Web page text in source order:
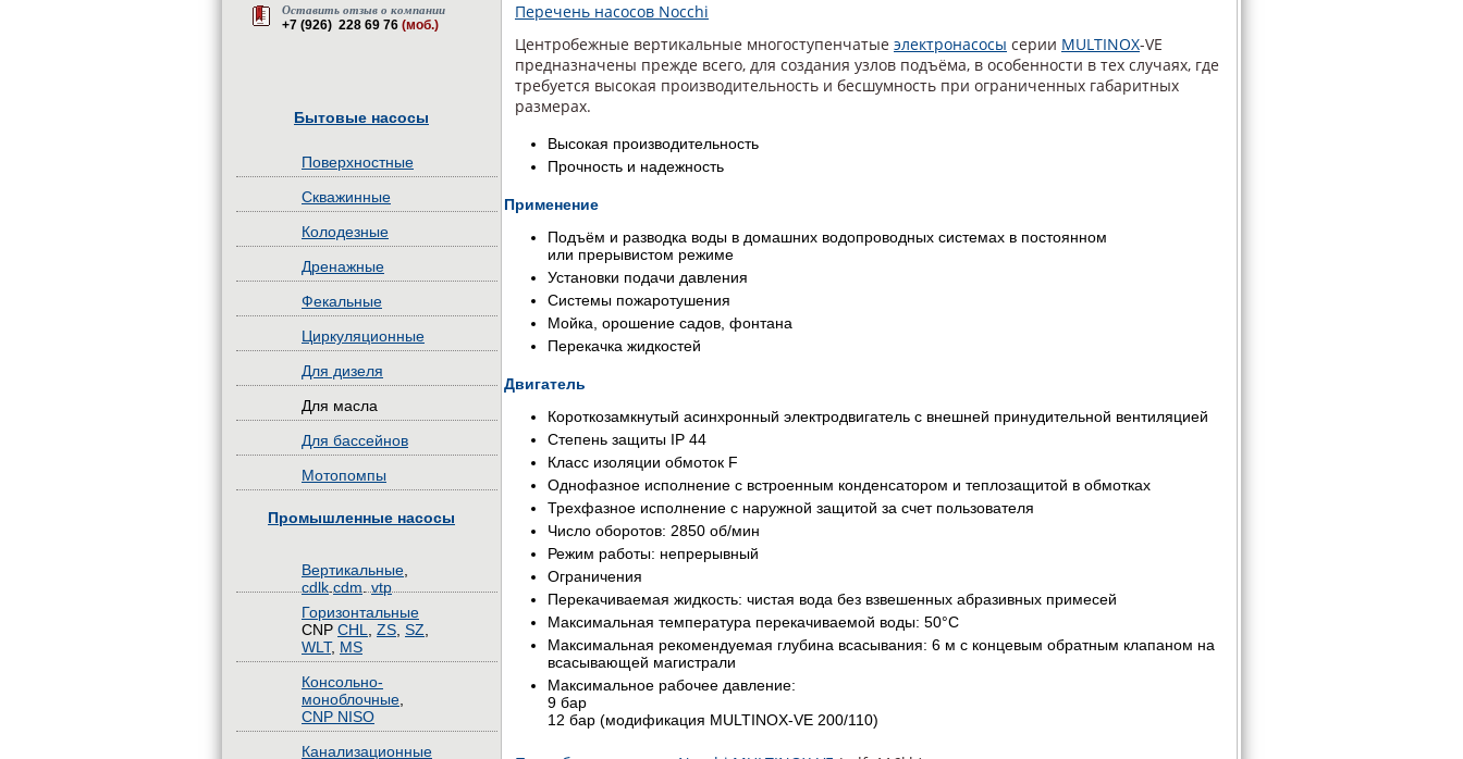
Оставить отзыв о компании
+7 (926) 228 69 76 (моб.)
Бытовые насосы
Поверхностные
Скважинные
Колодезные
Дренажные
Фекальные
Циркуляционные
Для дизеля
Для масла
Для бассейнов
Мотопомпы
Промышленные насосы
Вертикальные
cdlk cdm vtp
Горизонтальные
CNP CHL ZS SZ
WLT, MS
Консольно-
моноблочные
CNP NISO
Канализационные
Перечень насосов Nocchi
Центробежные вертикальные многоступенчатые электронасосы серии MULTINOX-VE
предназначены прежде всего, для создания узлов подъёма, в особенности в тех случаях, где
требуется высокая производительность и бесшумность при ограниченных габаритных
размерах.
Высокая производительность
Прочность и надежность
Применение
Подъём и разводка воды в домашних водопроводных системах в постоянном
или прерывистом режиме
Установки подачи давления
Системы пожаротушения
Мойка, орошение садов, фонтана
Перекачка жидкостей
Двигатель
Короткозамкнутый асинхронный электродвигатель с внешней принудительной вентиляцией
Степень защиты IP 44
Класс изоляции обмоток F
Однофазное исполнение с встроенным конденсатором и теплозащитой в обмотках
Трехфазное исполнение с наружной защитой за счет пользователя
Число оборотов: 2850 об/мин
Режим работы: непрерывный
Ограничения
Перекачиваемая жидкость: чистая вода без взвешенных абразивных примесей
Максимальная температура перекачиваемой воды: 50°С
Максимальная рекомендуемая глубина всасывания: 6 м с концевым обратным клапаном на
всасывающей магистрали
Максимальное рабочее давление:
9 бар
12 бар (модификация MULTINOX-VE 200/110)